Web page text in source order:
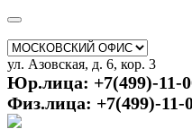
ул. Азовская, д. 6, кор. 3
Юр.лица: +7(499)-11-
Физ.лица: +7(499)-11-